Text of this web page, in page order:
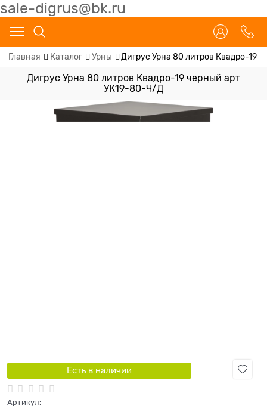
sale-digrus@bk.ru
Главная Каталог Урны Дигрус Урна 80 литров Квадро-19
Дигрус Урна 80 литров Квадро-19 черный арт
УК19-80-Ч/Д
Есть в наличии
Артикул: